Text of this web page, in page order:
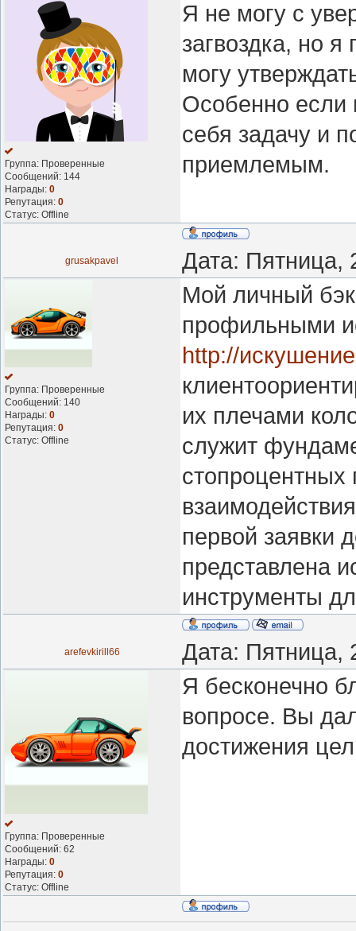
Группа: Проверенные
Сообщений: 144
Награды: 0
Репутация: 0
Статус: Offline
Я не могу с
загвоздка, но
могу
Особенно если
себя задачу и
приемлемым.
grusakpavel Дата:
Группа: Проверенные
Сообщений: 140
Награды: 0
Репутация: 0
Статус: Offline
Мой личный
профильными
http://
их плечами
служит
стопроцентных
первой заявки
представлена
инструменты
arefevkirill66 Дата:
Группа: Проверенные
Сообщений: 62
Награды: 0
Репутация: 0
Статус: Offline
Я бесконечно
вопросе. Вы
достижения